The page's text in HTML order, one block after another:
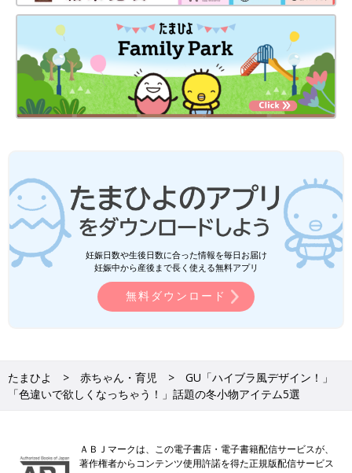
妊娠日数や生後日数に合った情報を毎日お届け
妊娠中から産後まで長く使える無料アプリ
無料ダウンロード
たまひよ 赤ちゃん・育児
GU「ハイブラ風デザイン！」
「色違いで欲しくなっちゃう！」話題の冬小物アイテム5選
ＡＢＪマークは、この電子書店・電子書籍配信サービスが、
著作権者からコンテンツ使用許諾を得た正規版配信サービス